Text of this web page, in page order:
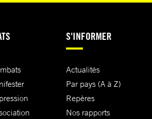
S'INFORMER
Actualités
Par pays (A à Z)
Repères
Nos rapports